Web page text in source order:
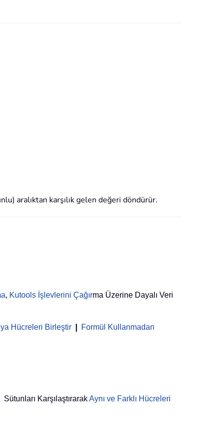
aralıktan karşılık gelen değeri döndürür.
, Kutools İşlevlerini Çağırma Üzerine Dayalı Veri
Hücreleri Birleştir
Formül Kullanmadan
Sütunları KarşılaştırarakAynı ve Farklı Hücreleri